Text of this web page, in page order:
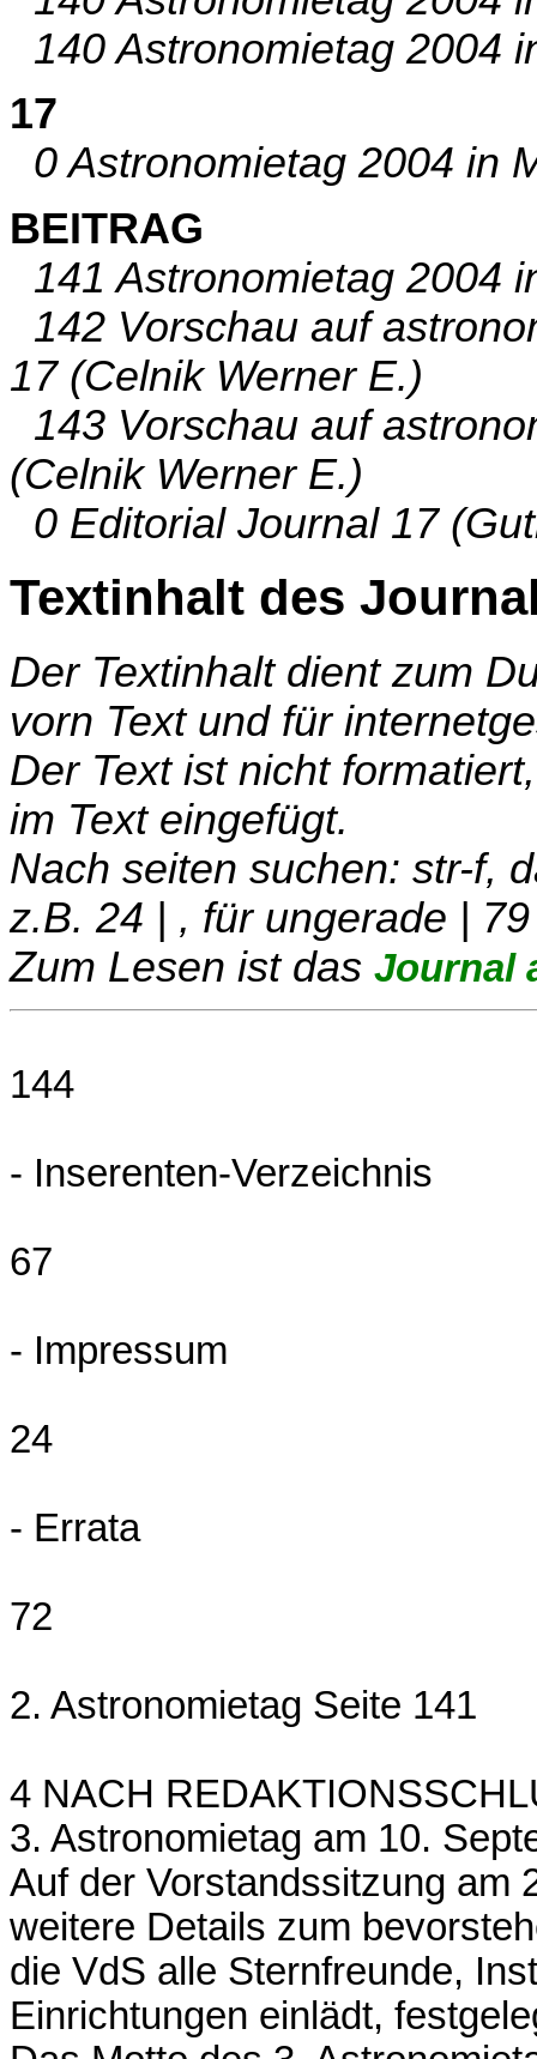
140 Astronomietag 2004
17
0 Astronomietag 2004 in
BEITRAG
141 Astronomietag 2004
142 Vorschau auf
17 (Celnik Werner E.)
143 Vorschau auf
(Celnik Werner E.)
0 Editorial Journal 17
Textinhalt des
Der Textinhalt dient zum
vorn Text und für
Der Text ist nicht
im Text eingefügt.
Nach seiten suchen: str-f,
z.B. 24 | , für ungerade | 79
Zum Lesen ist das Journal
144
- Inserenten-Verzeichnis
67
- Impressum
24
- Errata
72
2. Astronomietag Seite 141
4 NACH
3. Astronomietag am 10.
Auf der Vorstandssitzung am
weitere Details zum
die VdS alle Sternfreunde,
Einrichtungen einlädt,